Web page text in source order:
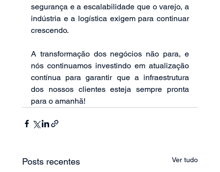
segurança e a escalabilidade que o varejo, a
indústria e a logística exigem para continuar
crescendo.
A transformação dos negócios não para, e
nós continuamos investindo em atualização
contínua para garantir que a infraestrutura
dos nossos clientes esteja sempre pronta
para o amanhã!
Posts recentes Ver tudo